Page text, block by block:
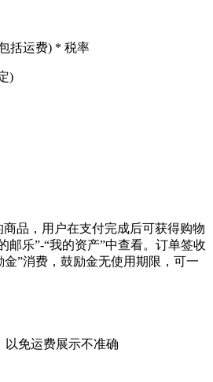
括运费) * 税率
)
商品，用户在支付完成后可获得购物
邮乐”-“我的资产”中查看。订单签收
金”消费，鼓励金无使用期限，可一
以免运费展示不准确